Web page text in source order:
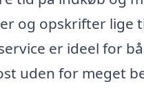
og opskrifter lige
er ideel for
uden for meget